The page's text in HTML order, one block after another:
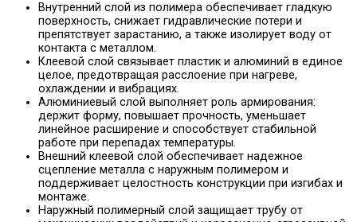
Внутренний слой из полимера обеспечивает гладкую
поверхность, снижает гидравлические потери и
препятствует зарастанию, а также изолирует воду от
контакта с металлом.
Клеевой слой связывает пластик и алюминий в единое
целое, предотвращая расслоение при нагреве,
охлаждении и вибрациях.
Алюминиевый слой выполняет роль армирования:
держит форму, повышает прочность, уменьшает
линейное расширение и способствует стабильной
работе при перепадах температуры.
Внешний клеевой слой обеспечивает надежное
сцепление металла с наружным полимером и
поддерживает целостность конструкции при изгибах и
монтаже.
Наружный полимерный слой защищает трубу от